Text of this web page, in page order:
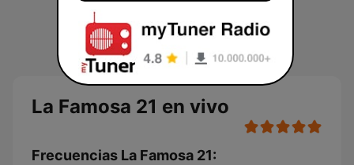
La Famosa 21 en vivo
Frecuencias La Famosa 21: